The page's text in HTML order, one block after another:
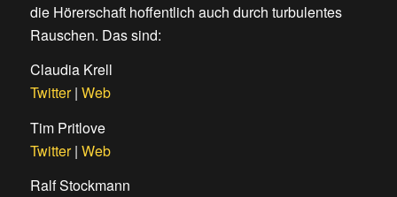
die Hörerschaft hoffentlich auch durch turbulentes
Rauschen. Das sind:
Claudia Krell
Twitter| Web
Tim Pritlove
Twitter| Web
Ralf Stockmann